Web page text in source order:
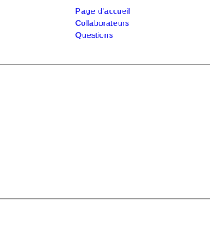
Page d'accueil
Collaborateurs
Questions